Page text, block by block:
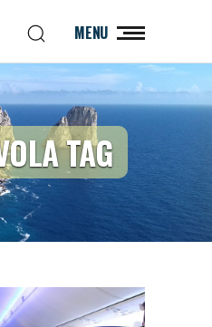
MENU
TAG